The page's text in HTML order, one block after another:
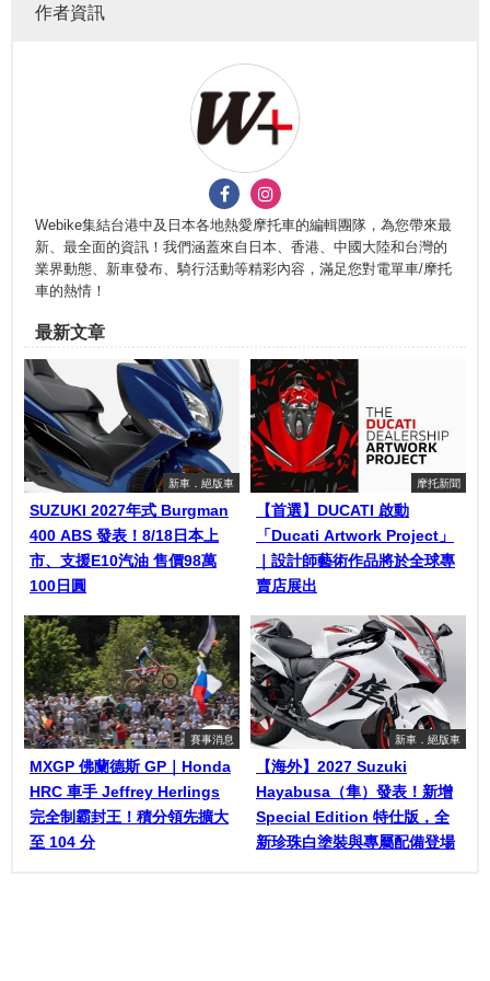
作者資訊
Webike集結台港中及日本各地熱愛摩托車的編輯團隊，為您帶來最
新、最全面的資訊！我們涵蓋來自日本、香港、中國大陸和台灣的
業界動態、新車發布、騎行活動等精彩內容，滿足您對電單車/摩托
車的熱情！
最新文章
新車．絕版車
SUZUKI 2027年式 Burgman
400 ABS 發表！8/18日本上
市、支援E10汽油 售價98萬
100日圓
摩托新聞
【首選】DUCATI 啟動
「Ducati Artwork Project」
｜設計師藝術作品將於全球專
賣店展出
賽事消息
MXGP 佛蘭德斯 GP｜Honda
HRC 車手 Jeffrey Herlings
完全制霸封王！積分領先擴大
至 104 分
新車．絕版車
【海外】2027 Suzuki
Hayabusa（隼）發表！新增
Special Edition 特仕版，全
新珍珠白塗裝與專屬配備登場